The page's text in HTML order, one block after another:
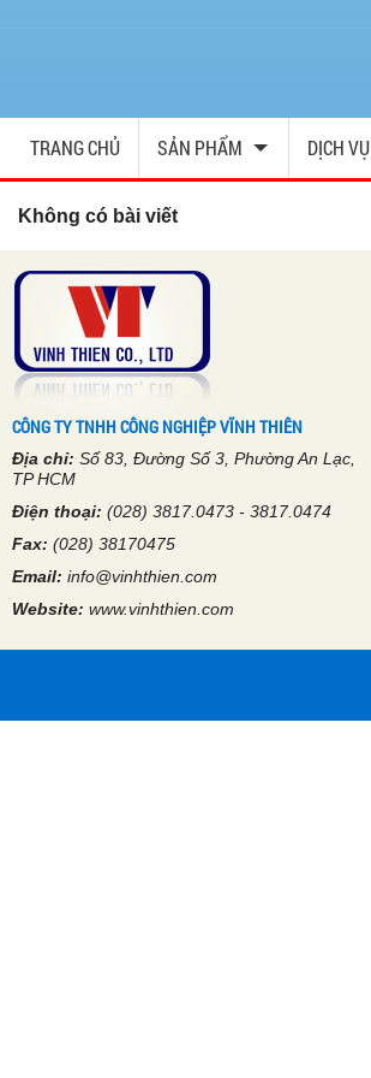
TRANG CHỦ SẢN PHẨM DỊCH VỤ
Không có bài viết
CÔNG TY TNHH CÔNG NGHIỆP VĨNH THIÊN
Địa chỉ: Số 83, Đường Số 3, Phường An Lạc,
TP HCM
Điện thoại: (028) 3817.0473 - 3817.0474
Fax: (028) 38170475
Email: info@vinhthien.com
Website: www.vinhthien.com